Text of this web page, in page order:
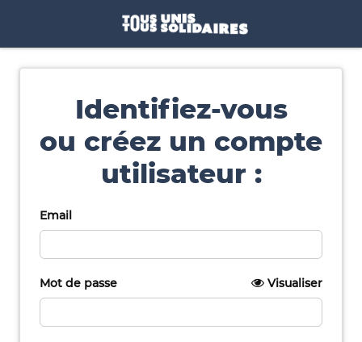
Identifiez-vous
ou créez un compte
utilisateur :
Email
Mot de passe Visualiser